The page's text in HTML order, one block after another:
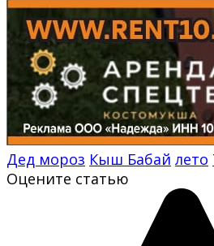
Дед мороз Кыш Бабай лето
Оцените статью